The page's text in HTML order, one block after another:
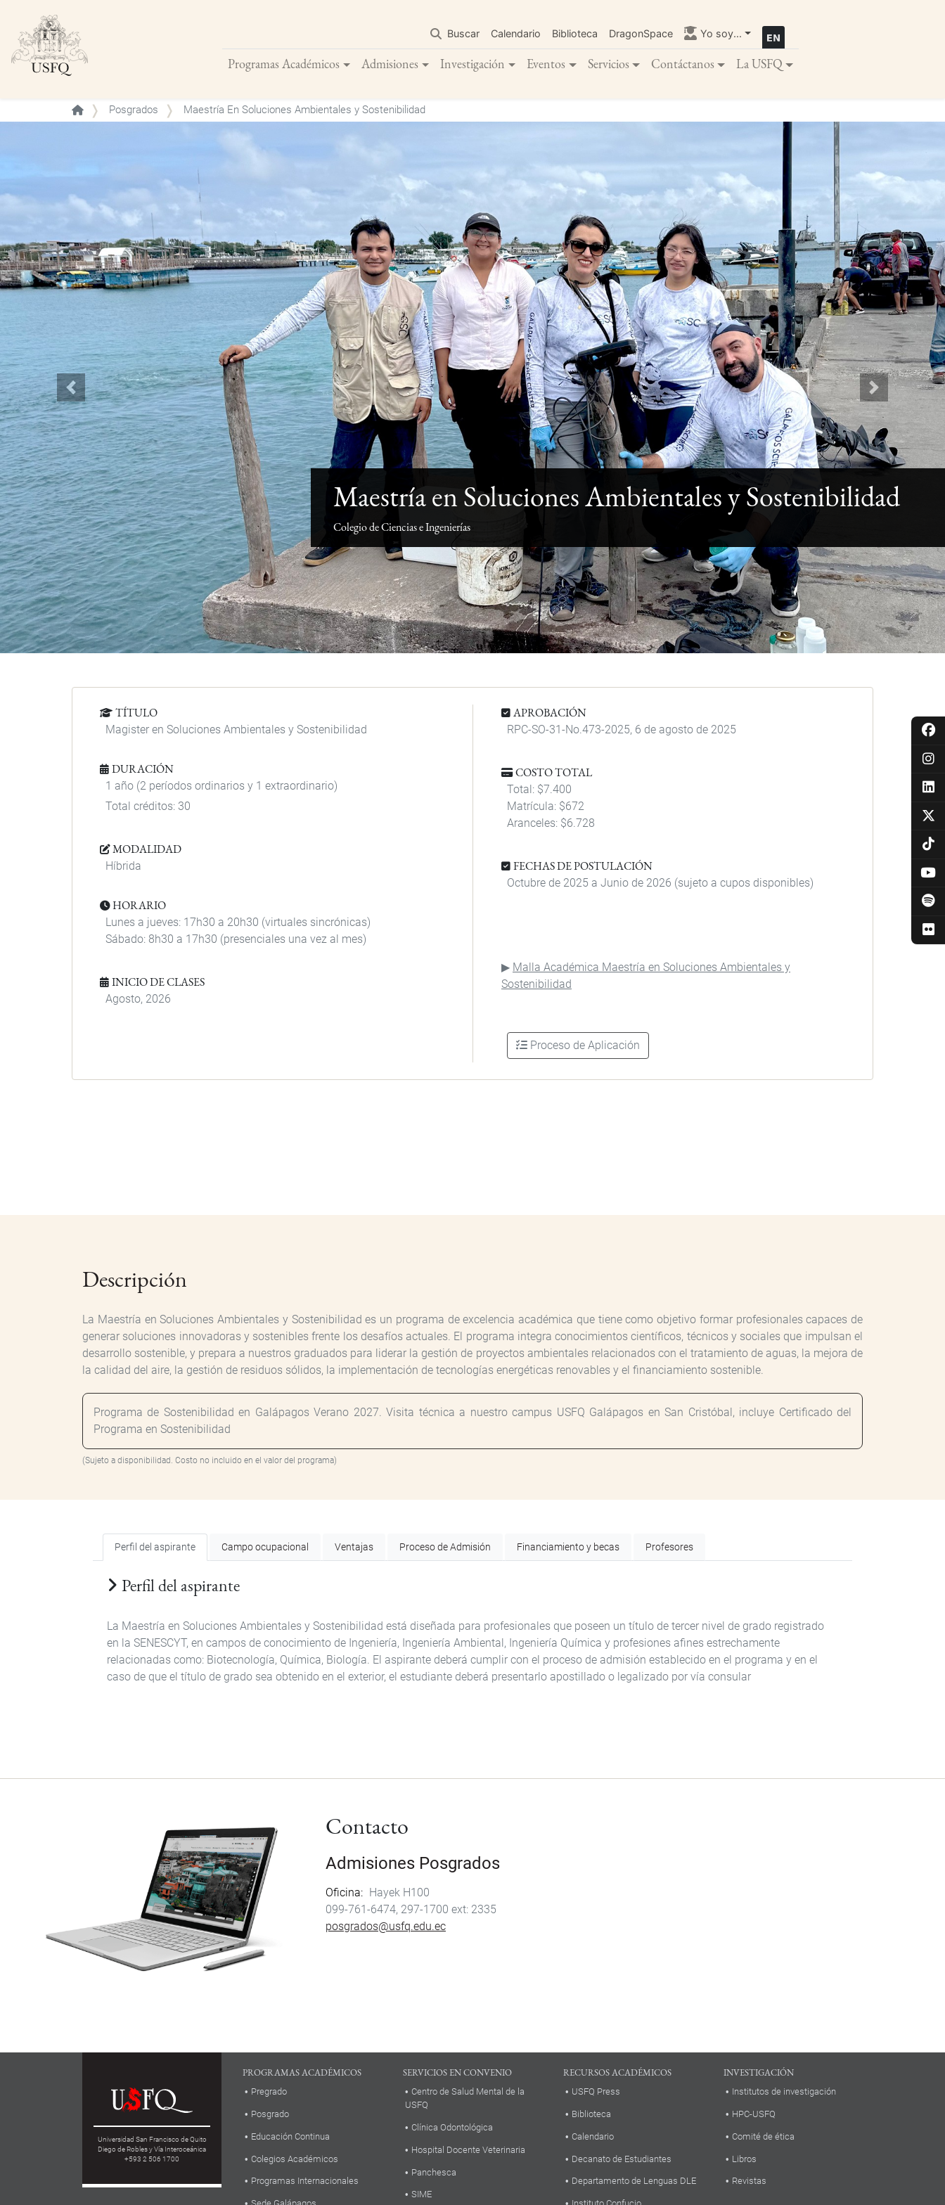
contenido
principal
Buscar Calendario Biblioteca DragonSpace Yo soy...
Programas Académicos Admisiones Investigación Eventos Servicios Contáctanos La USFQ
Buscar
Posgrados Maestría En Soluciones Ambientales y Sostenibilidad
Previous Next
Maestría en Soluciones Ambientales y Sostenibilidad
Colegio de Ciencias e Ingenierías
TÍTULO
Magister en Soluciones Ambientales y Sostenibilidad
DURACIÓN
1 año (2 períodos ordinarios y 1 extraordinario)
Total créditos: 30
MODALIDAD
Híbrida
HORARIO
Lunes a jueves: 17h30 a 20h30 (virtuales sincrónicas)
Sábado: 8h30 a 17h30 (presenciales una vez al mes)
INICIO DE CLASES
Agosto, 2026
APROBACIÓN
RPC-SO-31-No.473-2025, 6 de agosto de 2025
COSTO TOTAL
Total: $7.400
Matrícula: $672
Aranceles: $6.728
FECHAS DE POSTULACIÓN
Octubre de 2025 a Junio de 2026 (sujeto a cupos disponibles)
Malla Académica Maestría en Soluciones Ambientales y
Sostenibilidad
Proceso de Aplicación
Descripción
La Maestría en Soluciones Ambientales y Sostenibilidad es un programa de excelencia académica que tiene como objetivo formar profesionales capaces de
generar soluciones innovadoras y sostenibles frente los desafíos actuales. El programa integra conocimientos científicos, técnicos y sociales que impulsan el
desarrollo sostenible, y prepara a nuestros graduados para liderar la gestión de proyectos ambientales relacionados con el tratamiento de aguas, la mejora de
la calidad del aire, la gestión de residuos sólidos, la implementación de tecnologías energéticas renovables y el financiamiento sostenible.
Programa de Sostenibilidad en Galápagos Verano 2027. Visita técnica a nuestro campus USFQ Galápagos en San Cristóbal, incluye Certificado del
Programa en Sostenibilidad
(Sujeto a disponibilidad. Costo no incluido en el valor del programa)
Perfil del aspirante Campo ocupacional Ventajas Proceso de Admisión Financiamiento y becas Profesores
Perfil del aspirante
La Maestría en Soluciones Ambientales y Sostenibilidad está diseñada para profesionales que poseen un título de tercer nivel de grado registrado
en la SENESCYT, en campos de conocimiento de Ingeniería, Ingeniería Ambiental, Ingeniería Química y profesiones afines estrechamente
relacionadas como: Biotecnología, Química, Biología. El aspirante deberá cumplir con el proceso de admisión establecido en el programa y en el
caso de que el título de grado sea obtenido en el exterior, el estudiante deberá presentarlo apostillado o legalizado por vía consular
Contacto
Admisiones Posgrados
Oficina
Hayek H100
099-761-6474, 297-1700
2335
posgrados@usfq.edu.ec
Universidad San Francisco de Quito
Diego de Robles y Vía Interoceánica
+593 2 506 1700
PROGRAMAS ACADÉMICOS
Pregrado
Posgrado
Educación Continua
Colegios Académicos
Programas Internacionales
SERVICIOS EN CONVENIO
Centro de Salud Mental de la
USFQ
Clínica Odontológica
Hospital Docente Veterinaria
Panchesca
SIME
RECURSOS ACADÉMICOS
USFQ Press
Biblioteca
Calendario
Decanato de Estudiantes
Departamento de Lenguas DLE
INVESTIGACIÓN
Institutos de investigación
HPC-USFQ
Comité de ética
Libros
Revistas